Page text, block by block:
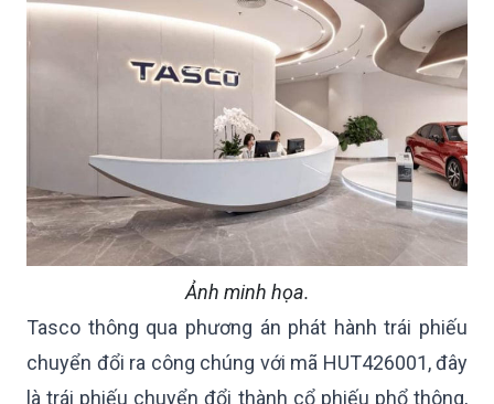
Ảnh minh họa.
Tasco thông qua phương án phát hành trái phiếu
chuyển đổi ra công chúng với mã HUT426001, đây
là trái phiếu chuyển đổi thành cổ phiếu phổ thông,